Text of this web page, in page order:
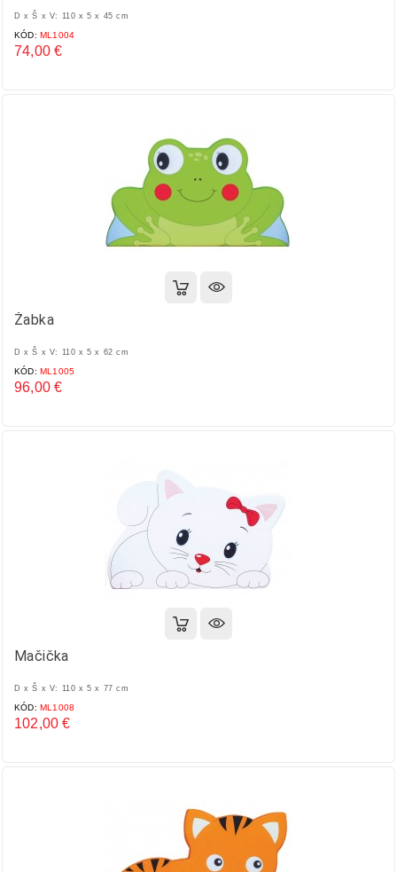
D x Š x V: 110 x 5 x 45 cm
KÓD: ML1004
74,00 €
Žabka
D x Š x V: 110 x 5 x 62 cm
KÓD: ML1005
96,00 €
Mačička
D x Š x V: 110 x 5 x 77 cm
KÓD: ML1008
102,00 €